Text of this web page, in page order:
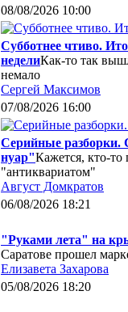
08/08/2026 10:00
Субботнее чтиво.
неделиКак-то так
немало
Сергей Максимов
07/08/2026 16:00
Серийные разборки.
нуар"Кажется, кто-то
"антиквариатом"
Август Домкратов
06/08/2026 18:21
"Руками лета" на
Саратове прошел
Елизавета Захарова
05/08/2026 18:20